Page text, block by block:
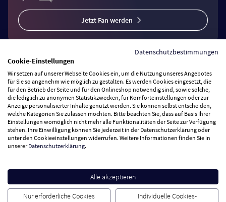
Jetzt Fan werden
Vertrag widerrufen
Zahlungsarten
Wir versenden mit
Besuchen Sie uns
Datenschutzbestimmungen
Cookie-Einstellungen
Wir setzen auf unserer Webseite Cookies ein, um die Nutzung unseres Angebotes
für Sie so angenehm wie möglich zu gestalten. Es werden Cookies eingesetzt, die
für den Betrieb der Seite und für den Onlineshop notwendig sind, sowie solche,
die lediglich zu anonymen Statistikzwecken, für Komforteinstellungen oder zur
Anzeige personalisierter Inhalte genutzt werden. Sie können selbst entscheiden,
welche Kategorien Sie zulassen möchten. Bitte beachten Sie, dass auf Basis Ihrer
Einstellungen womöglich nicht mehr alle Funktionalitäten der Seite zur Verfügung
stehen. Ihre Einwilligung können Sie jederzeit in der Datenschutzerklärung oder
unter den Cookieeinstellungen widerrufen. Weitere Informationen finden Sie in
unsererDatenschutzerklärung.
Alle akzeptieren
Nur erforderliche Cookies
Individuelle Cookies-